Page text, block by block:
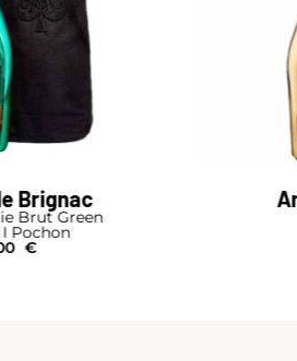
Armand de